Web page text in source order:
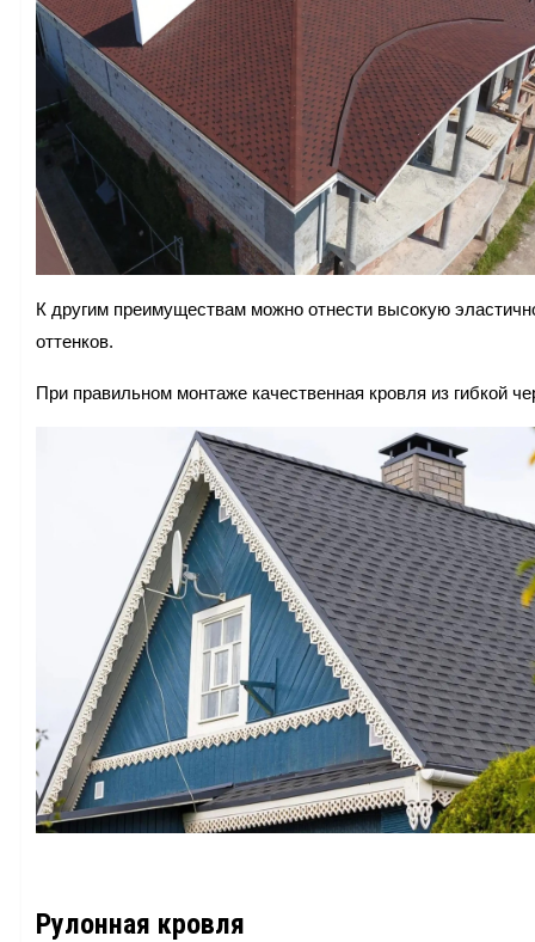
К другим преимуществам можно отнести высокую
оттенков.
При правильном монтаже качественная кровля из гибкой
Рулонная кровля